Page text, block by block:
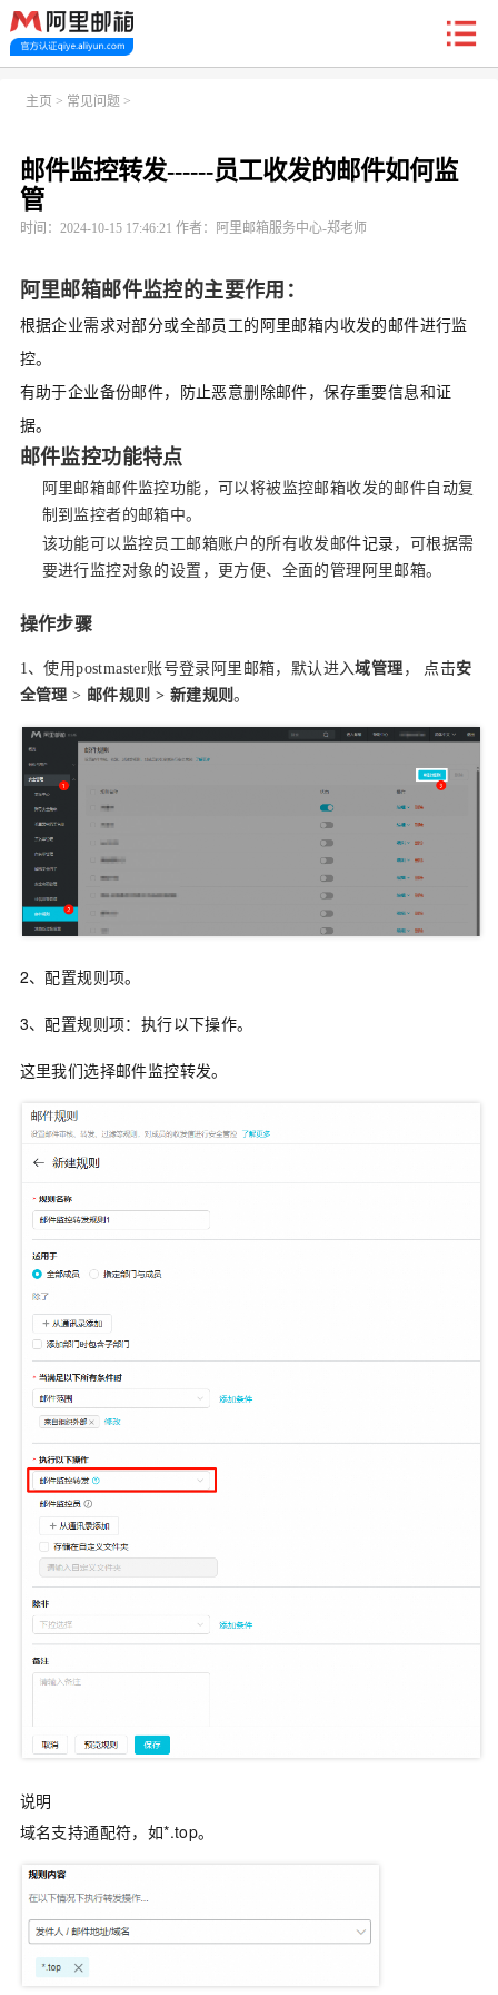
首页 阿里企业邮箱 信创邮 收费标准 功能
主页 > 常见问题 >
邮件监控转发------员工收发的邮件如何监
管
时间：2024-10-15 17:46:21 作者：阿里邮箱服务中心-郑老师
阿里邮箱邮件监控的主要作用：
根据企业需求对部分或全部员工的阿里邮箱内收发的邮件进行监
控。
有助于企业备份邮件，防止恶意删除邮件，保存重要信息和证
据。
邮件监控功能特点
阿里邮箱邮件监控功能，可以将被监控邮箱收发的邮件自动复
制到监控者的邮箱中。
该功能可以监控员工邮箱账户的所有收发邮件记录，可根据需
要进行监控对象的设置，更方便、全面的管理阿里邮箱。
操作步骤
1、使用postmaster账号登录阿里邮箱，默认进入域管理 ， 点击安
全管理 > 邮件规则 > 新建规则。
2、配置规则项。
3、配置规则项：执行以下操作。
这里我们选择邮件监控转发。
说明
域名支持通配符，如*.top。